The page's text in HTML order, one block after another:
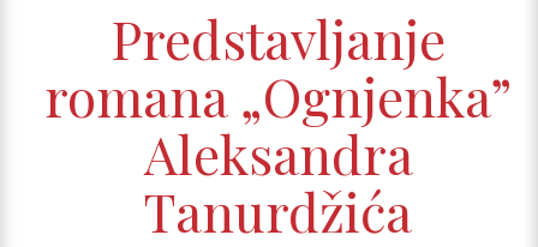
Predstavljanje
romana „Ognjenka”
Aleksandra
Tanurdžića